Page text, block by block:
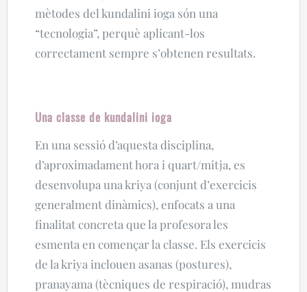
mètodes del kundalini ioga són una
“tecnologia”, perquè aplicant-los
correctament sempre s’obtenen resultats.
Una classe de kundalini ioga
En una sessió d’aquesta disciplina,
d’aproximadament hora i quart/mitja, es
desenvolupa una kriya (conjunt d’exercicis
generalment dinàmics), enfocats a una
finalitat concreta que la profesora les
esmenta en començar la classe. Els exercicis
de la kriya inclouen asanas (postures),
pranayama (tècniques de respiració), mudras